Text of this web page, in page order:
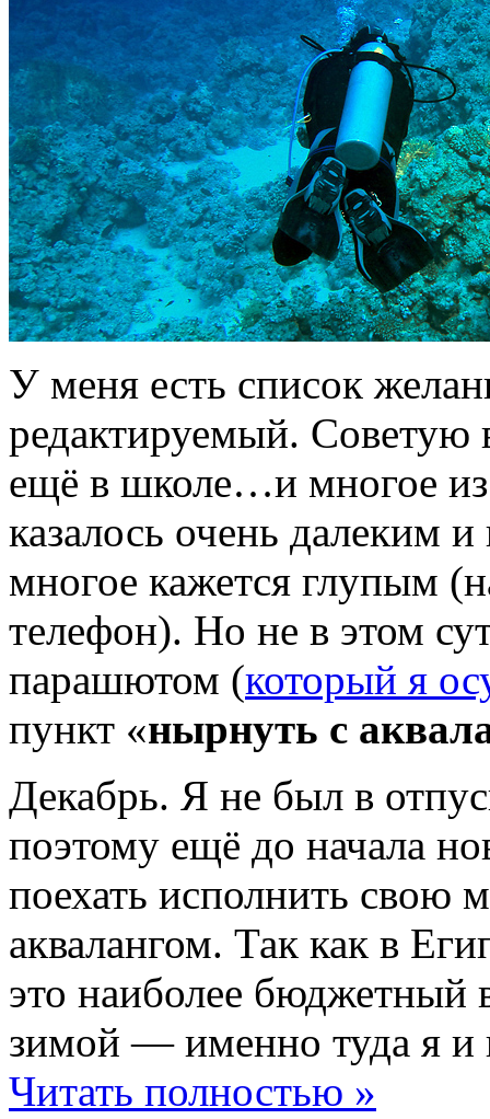
У меня есть список
редактируемый. Советую
ещё в школе…и многое из
казалось очень далеким
многое кажется глупым
телефон). Но не в этом
парашютом (который я
пункт «нырнуть с
Декабрь. Я не был в
поэтому ещё до начала
поехать исполнить свою
аквалангом. Так как в
это наиболее бюджетный
зимой — именно туда я
Читать полностью »